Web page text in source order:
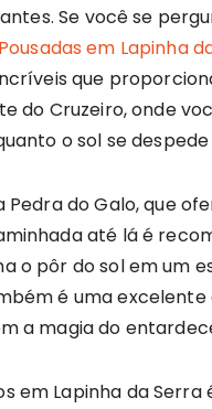
Se você se
Pousadas em Lapinha
que
do Cruzeiro, onde
o sol se despede
do Galo, que
até lá é
o pôr do sol em um
é uma
a magia do
em Lapinha da